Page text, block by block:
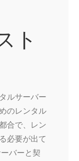
ト
ルサーバー
のレンタル
合で、レン
必要が出て
バーと契